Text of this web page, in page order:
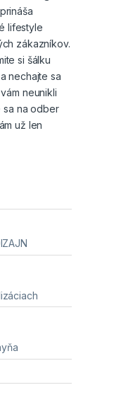
lifestyle
zákazníkov.
si šálku
nechajte sa
neunikli
sa na odber
už len